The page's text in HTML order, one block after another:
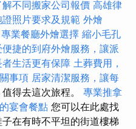
不同搬家公司報價 高雄律
證照片要求及規範 外燴
專業餐廳外燴選擇 縮小毛孔
便捷的到府外燴服務，讓派
生活更有保障 土葬費用，
事項 居家清潔服務，讓每
得去這次旅程。 專業推拿
宴會餐點 您可以在此處找
在有時不平坦的街道樓梯